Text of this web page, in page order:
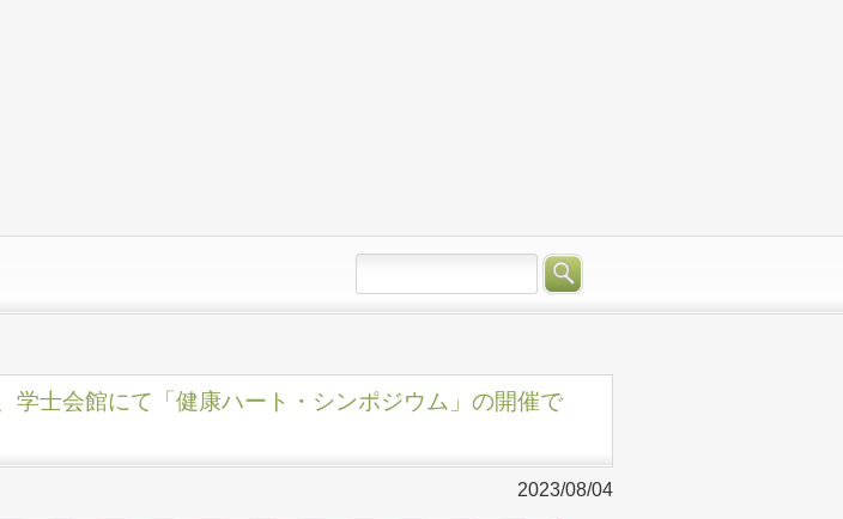
学士会館にて「健康ハート・シンポジウム」の開催で
2023/08/04